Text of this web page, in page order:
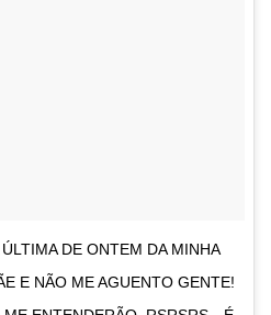
DE ONTEM DA MINHA
E NÃO ME AGUENTO GENTE!